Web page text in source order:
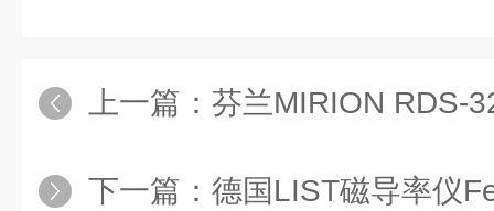
上一篇： 芬兰MIRION RDS-
下一篇： 德国LIST磁导率仪